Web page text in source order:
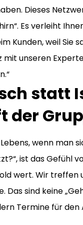
Dieses
Es verleiht
Kunden, weil Sie
mit unseren
statt
der
wenn man
ist das Gefühl
wert. Wir treffen
Das sind keine
Termine für den